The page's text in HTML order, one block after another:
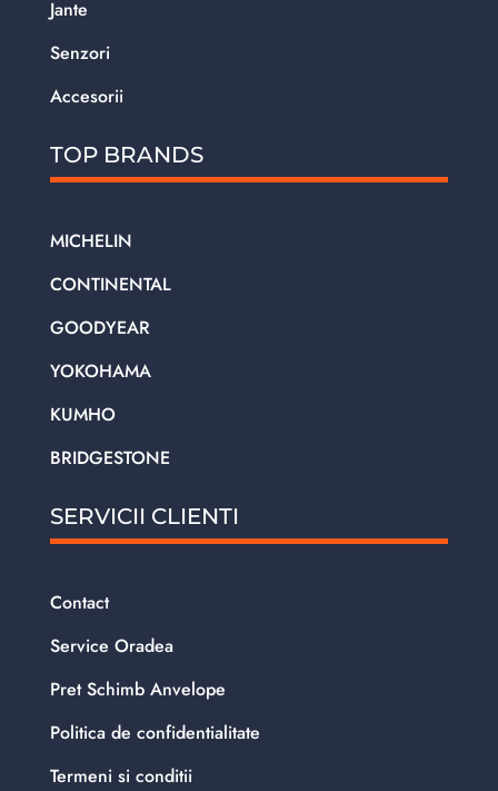
Jante
Senzori
Accesorii
TOP BRANDS
MICHELIN
CONTINENTAL
GOODYEAR
YOKOHAMA
KUMHO
BRIDGESTONE
SERVICII CLIENTI
Contact
Service Oradea
Pret Schimb Anvelope
Politica de confidentialitate
Termeni si conditii